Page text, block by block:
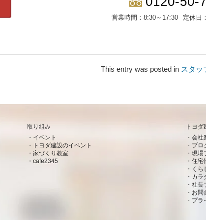
営業時間：8:30～17:30 定休日
This entry was posted in スタッ
取り組み
イベント
トヨダ建設のイベント
家づくり教室
cafe2345
トヨ
会社
ブロ
現場
住宅
くら
カラ
社長
お問
プラ